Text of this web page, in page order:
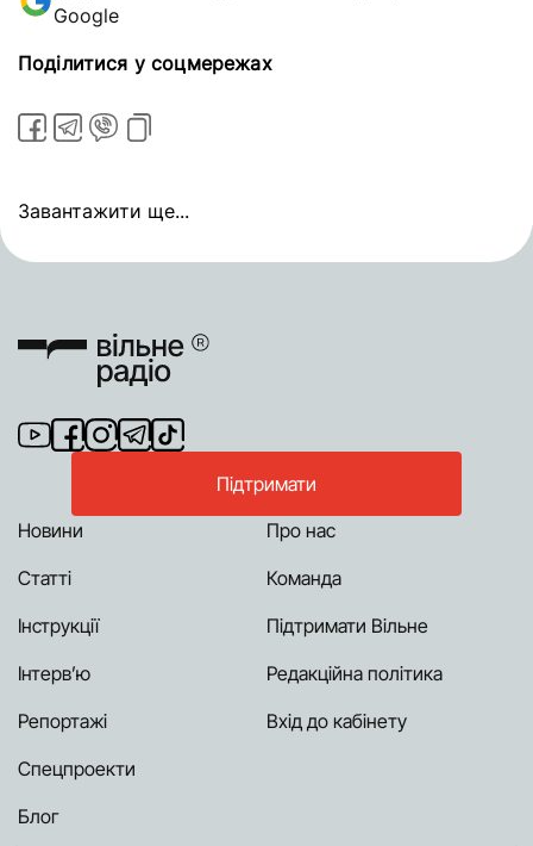
Google
Поділитися у соцмережах
Завантажити ще...
Підтримати
Новини
Статті
Інструкції
Інтерв’ю
Репортажі
Спецпроекти
Блог
Про нас
Команда
Підтримати Вільне
Редакційна політика
Вхід до кабінету